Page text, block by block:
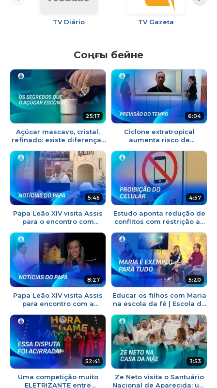
TV Diário TV Gazeta
Соңғы бейне
25:17
Açúcar mascavo, cristal,
refinado: existe diferença?
Essa
6:04
Ciclone extratropical
aumenta risco de
Brasil | TJ Aparecida
5:45
Papa Leão XIV visita Assis
para o encontro com
4:57
Estudo aponta redução de
conflitos com restrição ao
Aparecida
8:27
Papa Leão XIV visita Assis
para encontro com a
Aparecida
5:20
Educar os filhos com Maria
na escola da fé | Escola de
52:41
Uma competição muito
ELETRIZANTE entre
3:53
Ze Neto visita o Santuário
Nacional de Aparecida: um